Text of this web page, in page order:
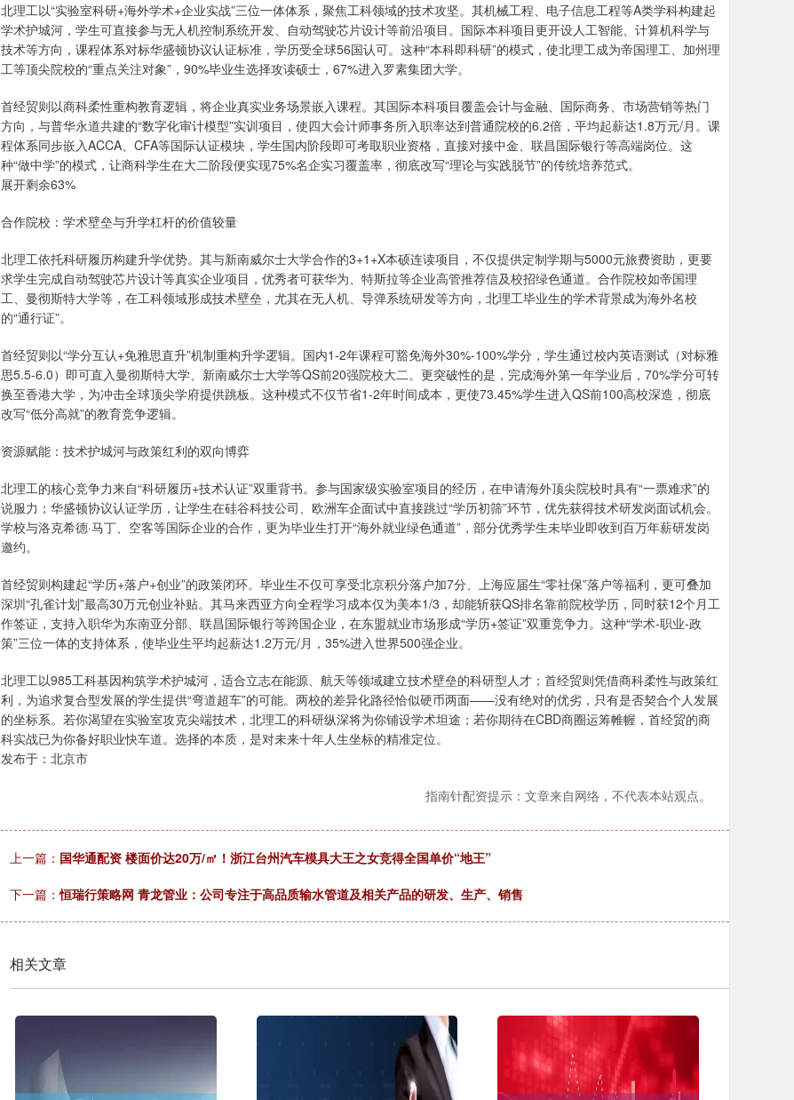
北理工以“实验室科研+海外学术+企业实战”三位一体体系，聚焦工科领域的技术攻坚。其机械工程、电子信息工程等A类学科构建起
学术护城河，学生可直接参与无人机控制系统开发、自动驾驶芯片设计等前沿项目。国际本科项目更开设人工智能、计算机科学与
技术等方向，课程体系对标华盛顿协议认证标准，学历受全球56国认可。这种“本科即科研”的模式，使北理工成为帝国理工、加州理
工等顶尖院校的“重点关注对象”，90%毕业生选择攻读硕士，67%进入罗素集团大学。
首经贸则以商科柔性重构教育逻辑，将企业真实业务场景嵌入课程。其国际本科项目覆盖会计与金融、国际商务、市场营销等热门
方向，与普华永道共建的“数字化审计模型”实训项目，使四大会计师事务所入职率达到普通院校的6.2倍，平均起薪达1.8万元/月。课
程体系同步嵌入ACCA、CFA等国际认证模块，学生国内阶段即可考取职业资格，直接对接中金、联昌国际银行等高端岗位。这
种“做中学”的模式，让商科学生在大二阶段便实现75%名企实习覆盖率，彻底改写“理论与实践脱节”的传统培养范式。
展开剩余63%
合作院校：学术壁垒与升学杠杆的价值较量
北理工依托科研履历构建升学优势。其与新南威尔士大学合作的3+1+X本硕连读项目，不仅提供定制学期与5000元旅费资助，更要
求学生完成自动驾驶芯片设计等真实企业项目，优秀者可获华为、特斯拉等企业高管推荐信及校招绿色通道。合作院校如帝国理
工、曼彻斯特大学等，在工科领域形成技术壁垒，尤其在无人机、导弹系统研发等方向，北理工毕业生的学术背景成为海外名校
的“通行证”。
首经贸则以“学分互认+免雅思直升”机制重构升学逻辑。国内1-2年课程可豁免海外30%-100%学分，学生通过校内英语测试（对标雅
思5.5-6.0）即可直入曼彻斯特大学、新南威尔士大学等QS前20强院校大二。更突破性的是，完成海外第一年学业后，70%学分可转
换至香港大学，为冲击全球顶尖学府提供跳板。这种模式不仅节省1-2年时间成本，更使73.45%学生进入QS前100高校深造，彻底
改写“低分高就”的教育竞争逻辑。
资源赋能：技术护城河与政策红利的双向博弈
北理工的核心竞争力来自“科研履历+技术认证”双重背书。参与国家级实验室项目的经历，在申请海外顶尖院校时具有“一票难求”的
说服力；华盛顿协议认证学历，让学生在硅谷科技公司、欧洲车企面试中直接跳过“学历初筛”环节，优先获得技术研发岗面试机会。
学校与洛克希德·马丁、空客等国际企业的合作，更为毕业生打开“海外就业绿色通道”，部分优秀学生未毕业即收到百万年薪研发岗
邀约。
首经贸则构建起“学历+落户+创业”的政策闭环。毕业生不仅可享受北京积分落户加7分、上海应届生“零社保”落户等福利，更可叠加
深圳“孔雀计划”最高30万元创业补贴。其马来西亚方向全程学习成本仅为美本1/3，却能斩获QS排名靠前院校学历，同时获12个月工
作签证，支持入职华为东南亚分部、联昌国际银行等跨国企业，在东盟就业市场形成“学历+签证”双重竞争力。这种“学术-职业-政
策”三位一体的支持体系，使毕业生平均起薪达1.2万元/月，35%进入世界500强企业。
北理工以985工科基因构筑学术护城河，适合立志在能源、航天等领域建立技术壁垒的科研型人才；首经贸则凭借商科柔性与政策红
利，为追求复合型发展的学生提供“弯道超车”的可能。两校的差异化路径恰似硬币两面——没有绝对的优劣，只有是否契合个人发展
的坐标系。若你渴望在实验室攻克尖端技术，北理工的科研纵深将为你铺设学术坦途；若你期待在CBD商圈运筹帷幄，首经贸的商
科实战已为你备好职业快车道。选择的本质，是对未来十年人生坐标的精准定位。
发布于：北京市
指南针配资提示：文章来自网络，不代表本站观点。
上一篇： 国华通配资 楼面价达20万/㎡！浙江台州汽车模具大王之女竞得全国单价“地王”
下一篇：恒瑞行策略网 青龙管业：公司专注于高品质输水管道及相关产品的研发、生产、销售
相关文章